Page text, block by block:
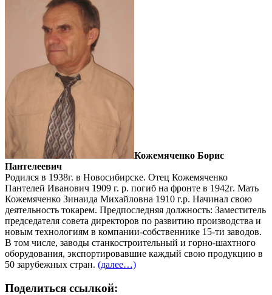
Кожемяченко Борис
Пантелеевич
Родился в 1938г. в Новосибирске. Отец Кожемяченко
Пантелей Иванович 1909 г. р. погиб на фронте в 1942г. Мать
Кожемяченко Зинаида Михайловна 1910 г.р. Начинал свою
деятельность токарем. Предпоследняя должность: Заместитель
председателя совета директоров по развитию производства и
новым технологиям в компании-собственнике 15-ти заводов.
В том числе, заводы станкостроительный и горно-шахтного
оборудования, экспортировавшие каждый свою продукцию в
50 зарубежных стран. (далее…)
Поделиться ссылкой: